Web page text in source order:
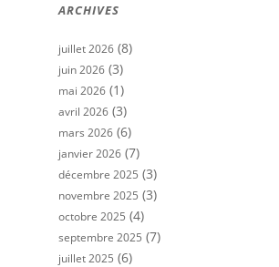
ARCHIVES
juillet 2026 (8)
juin 2026 (3)
mai 2026 (1)
avril 2026 (3)
mars 2026 (6)
janvier 2026 (7)
décembre 2025 (3)
novembre 2025 (3)
octobre 2025 (4)
septembre 2025 (7)
juillet 2025 (6)